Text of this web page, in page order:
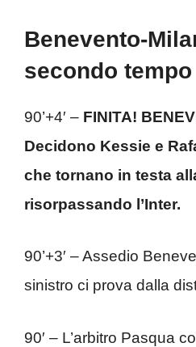
Benevento-
secondo tempo
90’+4′ – FINITA!
Decidono Kessie e
che tornano in testa
risorpassando l’Inter.
90’+3′ – Assedio
sinistro ci prova dalla
90′ – L’arbitro Pasqua